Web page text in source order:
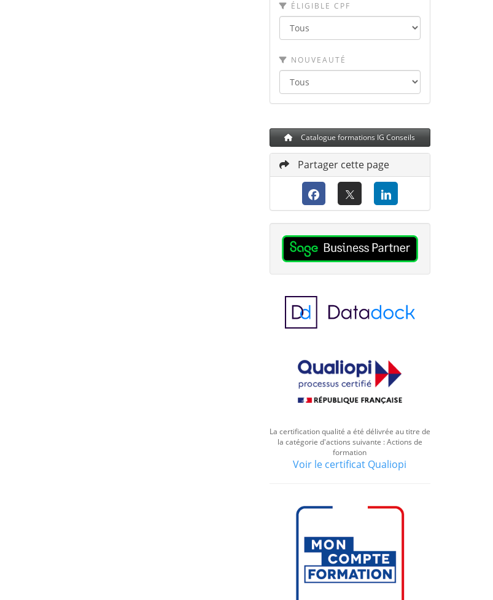
ÉLIGIBLE CPF
NOUVEAUTÉ
Catalogue formations IG Conseils
Partager cette page
La certification qualité a été délivrée au titre de
la catégorie d'actions suivante : Actions de
formation
Voir le certificat Qualiopi